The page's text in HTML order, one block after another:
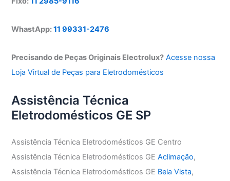
WhastApp:11 99331-2476
Precisando de Peças Originais Electrolux? Acesse nossa
Loja Virtual de Peças para Eletrodomésticos
Assistência Técnica
Eletrodomésticos GE SP
Assistência Técnica Eletrodomésticos GE Centro
Assistência Técnica Eletrodomésticos GEAclimação,
Assistência Técnica Eletrodomésticos GE Bela Vista,